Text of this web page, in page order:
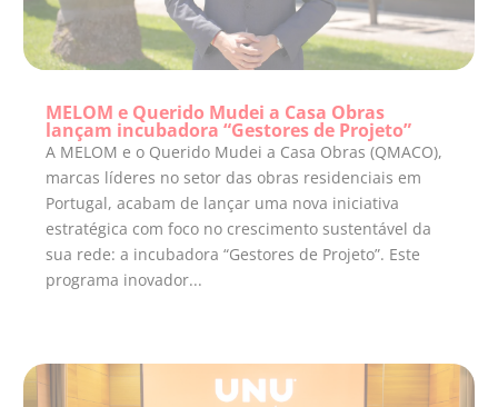
MELOM e Querido Mudei a Casa Obras
lançam incubadora “Gestores de Projeto”
A MELOM e o Querido Mudei a Casa Obras (QMACO),
marcas líderes no setor das obras residenciais em
Portugal, acabam de lançar uma nova iniciativa
estratégica com foco no crescimento sustentável da
sua rede: a incubadora “Gestores de Projeto”. Este
programa inovador...